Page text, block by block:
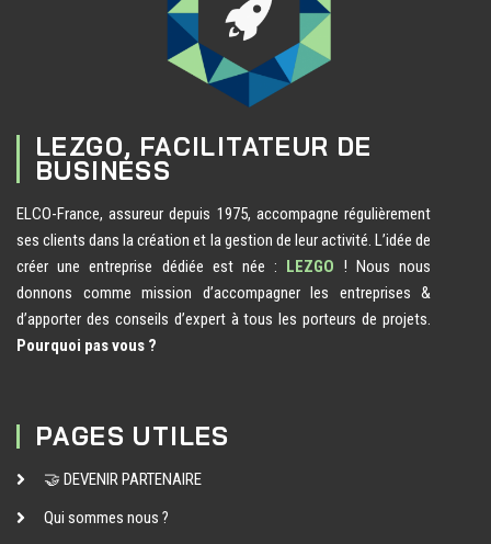
LEZGO, FACILITATEUR DE
BUSINESS
ELCO-France, assureur depuis 1975, accompagne régulièrement
ses clients dans la création et la gestion de leur activité. L’idée de
créer une entreprise dédiée est née : LEZGO ! Nous nous
donnons comme mission d’accompagner les entreprises &
d’apporter des conseils d’expert à tous les porteurs de projets.
Pourquoi pas vous ?
PAGES UTILES
🤝 DEVENIR PARTENAIRE
Qui sommes nous ?